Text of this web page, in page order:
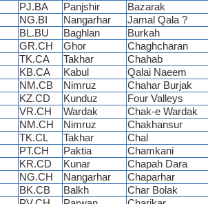
PJ.BA Panjshir Bazarak
NG.BI Nangarhar Jamal Qala ?
BL.BU Baghlan Burkah
GR.CH Ghor Chaghcharan
TK.CA Takhar Chahab
KB.CA Kabul Qalai Naeem
NM.CB Nimruz Chahar Burjak
KZ.CD Kunduz Four Valleys
VR.CH Wardak Chak-e Wardak
NM.CH Nimruz Chakhansur
TK.CL Takhar Chal
PT.CH Paktia Chamkani
KR.CD Kunar Chapah Dara
NG.CH Nangarhar Chaparhar
BK.CB Balkh Char Bolak